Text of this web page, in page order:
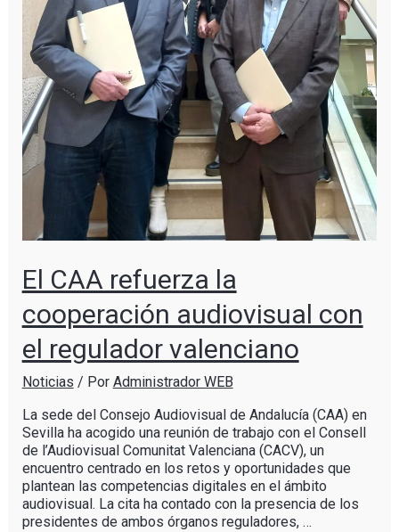
El CAA refuerza la
cooperación audiovisual con
el regulador valenciano
Noticias / Por Administrador WEB
La sede del Consejo Audiovisual de Andalucía (CAA) en
Sevilla ha acogido una reunión de trabajo con el Consell
de l’Audiovisual Comunitat Valenciana (CACV), un
encuentro centrado en los retos y oportunidades que
plantean las competencias digitales en el ámbito
audiovisual. La cita ha contado con la presencia de los
presidentes de ambos órganos reguladores, …